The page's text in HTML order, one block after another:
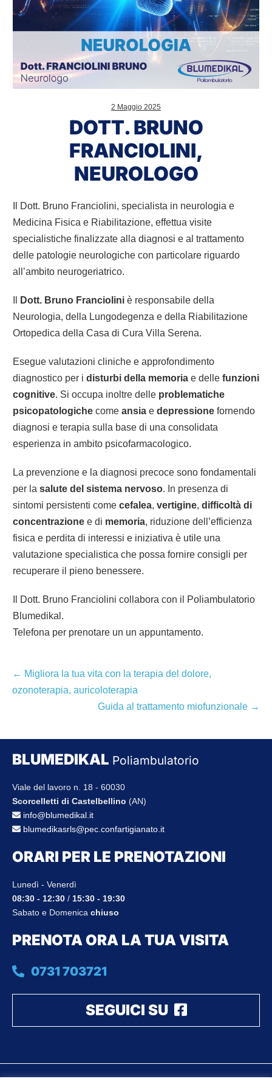
2 Maggio 2025
DOTT. BRUNO
FRANCIOLINI,
NEUROLOGO
Il Dott. Bruno Franciolini, specialista in neurologia e
Medicina Fisica e Riabilitazione, effettua visite
specialistiche finalizzate alla diagnosi e al trattamento
delle patologie neurologiche con particolare riguardo
all’ambito neurogeriatrico.
Dott. Bruno Franciolini è responsabile della
Neurologia, della Lungodegenza e della Riabilitazione
Ortopedica della Casa di Cura Villa Serena.
Esegue valutazioni cliniche e approfondimento
diagnostico per i disturbi della memoria e delle funzioni
cognitive. Si occupa inoltre delle problematiche
psicopatologiche come ansia e depressione fornendo
diagnosi e terapia sulla base di una consolidata
esperienza in ambito psicofarmacologico.
La prevenzione e la diagnosi precoce sono fondamentali
per la salute del sistema nervoso. In presenza di
sintomi persistenti come cefalea, vertigine, difficoltà di
concentrazione e di memoria, riduzione dell’efficienza
fisica e perdita di interessi e iniziativa è utile una
valutazione specialistica che possa fornire consigli per
recuperare il pieno benessere.
Il Dott. Bruno Franciolini collabora con il Poliambulatorio
Blumedikal.
Telefona per prenotare un un appuntamento.
Navigazione
articoli
← Migliora la tua vita con la terapia del dolore,
ozonoterapia, auricoloterapia
Guida al trattamento miofunzionale →
BLUMEDIKAL Poliambulatorio
Viale del lavoro n. 18 - 60030
Scorcelletti di Castelbellino (AN)
info@blumedikal.it
blumedikasrls@pec.confartigianato.it
ORARI PER LE PRENOTAZIONI
Lunedì - Venerdì
08:30 - 12:30 / 15:30 - 19:30
Sabato e Domenica chiuso
PRENOTA ORA LA TUA VISITA
0731 703721
SEGUICI SU